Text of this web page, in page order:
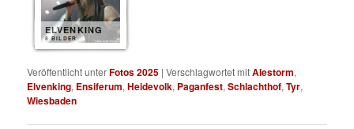
ELVENKING
8 BILDER
Veröffentlicht unterFotos 2025 |Verschlagwortet mitAlestorm,
Elvenking, Ensiferum,Heidevolk, Paganfest,Schlachthof,Tyr,
Wiesbaden